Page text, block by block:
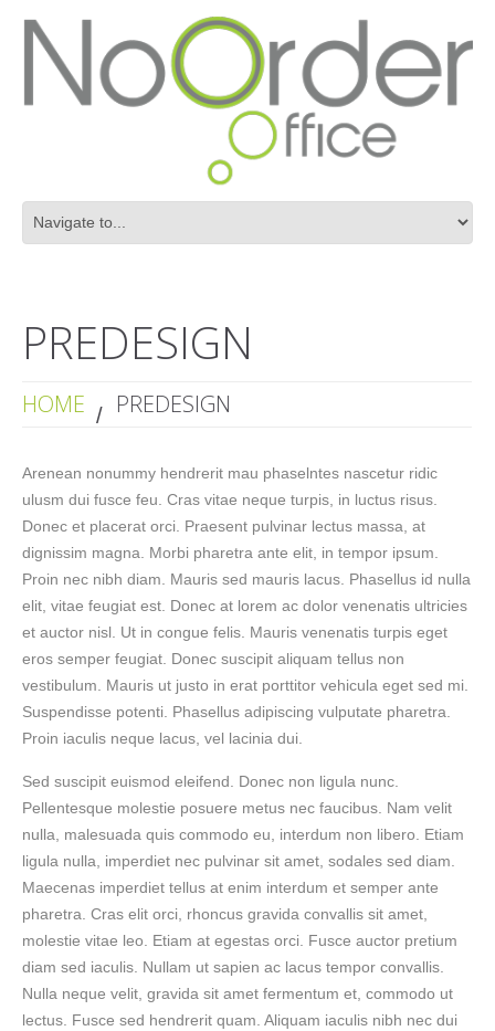
PREDESIGN
HOME PREDESIGN
Arenean nonummy hendrerit mau phaselntes nascetur ridic
ulusm dui fusce feu. Cras vitae neque turpis, in luctus risus.
Donec et placerat orci. Praesent pulvinar lectus massa, at
dignissim magna. Morbi pharetra ante elit, in tempor ipsum.
Proin nec nibh diam. Mauris sed mauris lacus. Phasellus id nulla
elit, vitae feugiat est. Donec at lorem ac dolor venenatis ultricies
et auctor nisl. Ut in congue felis. Mauris venenatis turpis eget
eros semper feugiat. Donec suscipit aliquam tellus non
vestibulum. Mauris ut justo in erat porttitor vehicula eget sed mi.
Suspendisse potenti. Phasellus adipiscing vulputate pharetra.
Proin iaculis neque lacus, vel lacinia dui.
Sed suscipit euismod eleifend. Donec non ligula nunc.
Pellentesque molestie posuere metus nec faucibus. Nam velit
nulla, malesuada quis commodo eu, interdum non libero. Etiam
ligula nulla, imperdiet nec pulvinar sit amet, sodales sed diam.
Maecenas imperdiet tellus at enim interdum et semper ante
pharetra. Cras elit orci, rhoncus gravida convallis sit amet,
molestie vitae leo. Etiam at egestas orci. Fusce auctor pretium
diam sed iaculis. Nullam ut sapien ac lacus tempor convallis.
Nulla neque velit, gravida sit amet fermentum et, commodo ut
lectus. Fusce sed hendrerit quam. Aliquam iaculis nibh nec dui